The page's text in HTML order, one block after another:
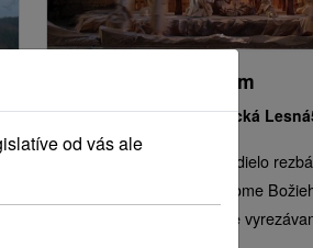
Slovenský betlehem
Žilinský kraj -Rajecká Lesná
Obdivuhodné rezbárske dielo
Pekaru, umiestnené v Dome
v Rajeckej Lesnej. Ručne
od vás ale